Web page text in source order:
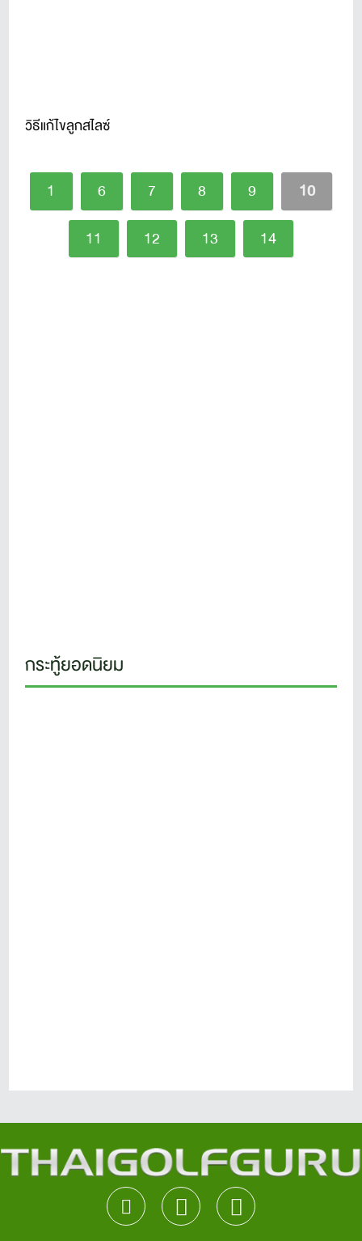
วิธีแก้ไขลูกสไลซ์
1 6 7 8 9
10
11
12 13 14
กระทู้ยอดนิยม